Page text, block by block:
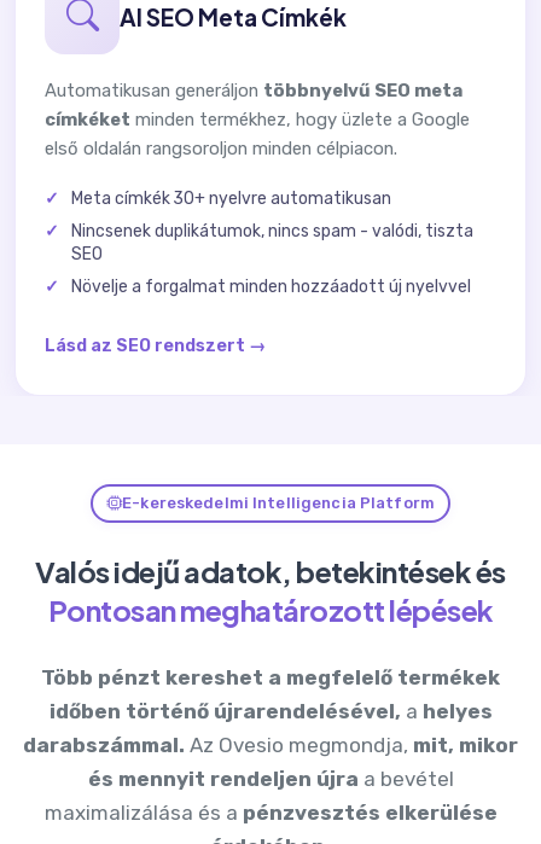
AI SEO Meta Címkék
Automatikusan generáljon többnyelvű SEO meta
címkéket minden termékhez, hogy üzlete a Google
első oldalán rangsoroljon minden célpiacon.
Meta címkék 30+ nyelvre automatikusan
Nincsenek duplikátumok, nincs spam - valódi, tiszta
SEO
Növelje a forgalmat minden hozzáadott új nyelvvel
Lásd az SEO rendszert →
E-kereskedelmi Intelligencia Platform
Valós idejű adatok, betekintések és
Pontosan meghatározott lépések
Több pénzt kereshet a megfelelő termékek
időben történő újrarendelésével, a helyes
darabszámmal. Az Ovesio megmondja, mit, mikor
és mennyit rendeljen újra a bevétel
maximalizálása és a pénzvesztés elkerülése